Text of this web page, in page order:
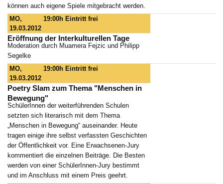
können auch eigene Spiele mitgebracht werden.
MO,
19.03.2012
19:00h Eintritt frei
Eröffnung der Interkulturellen Tage
Moderation durch Muamera Fejzic und Philipp
Segelke
MO,
19.03.2012
19:00h Eintritt frei
Poetry Slam zum Thema "Menschen in
Bewegung"
SchülerInnen der weiterführenden Schulen
setzten sich literarisch mit dem Thema
„Menschen in Bewegung“ auseinander. Heute
tragen einige ihre selbst verfassten Geschichten
der Öffentlichkeit vor. Eine Erwachsenen-Jury
kommentiert die einzelnen Beiträge. Die Besten
werden von einer SchülerInnen-Jury bestimmt
und im Anschluss mit einem Preis geehrt.